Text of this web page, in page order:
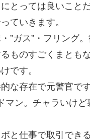
とっては良いこと
ていきます。
”ガス”・フリング
ものすごくまとも
です。
な存在で元警官です
マン。チャラいけ
と仕事で取引でき